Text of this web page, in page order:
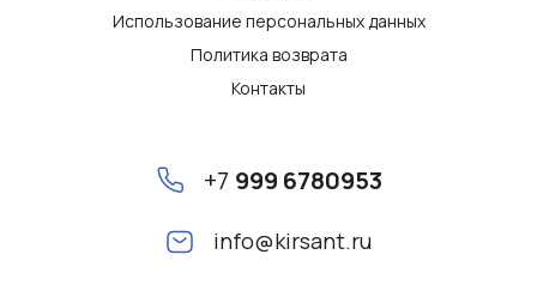
Использование персональных данных
Политика возврата
Контакты
+7 999 6780953
info@kirsant.ru